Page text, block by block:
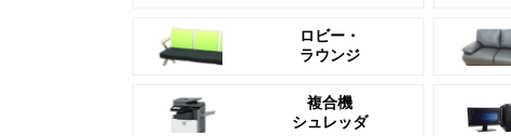
ロビー・
ラウンジ
複合機
シュレッダ